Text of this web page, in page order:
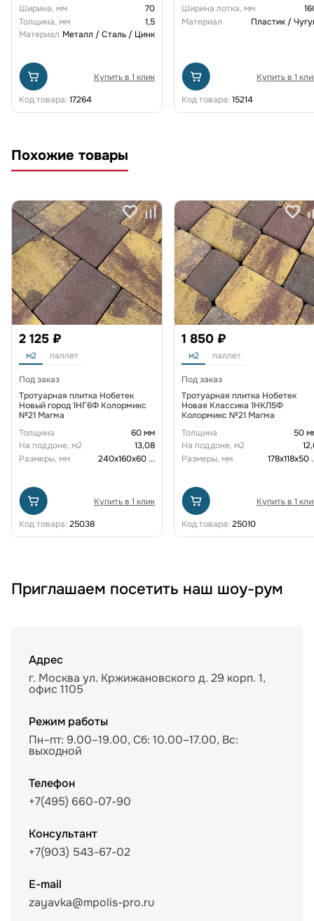
Ширина, мм
70
Толщина, мм
1,5
Материал Металл / Сталь / Цинк
Купить в 1 клик
Код товара: 17264
(комплект) 0805034-М
Ширина лотка, мм
Материал
Пластик /
Купить в 1
Код товара: 15214
Похожие товары
2 125 ₽
м2 паллет
Под заказ
Тротуарная плитка Нобетек
Новый город 1НГ6Ф Колормикс
№21 Магма
Толщина
60 мм
На поддоне, м2
13,08
Размеры, мм
240х160х60...
Купить в 1 клик
Код товара: 25038
1 850 ₽
м2 паллет
Под заказ
Тротуарная плитка Нобетек
Новая Классика 1НКЛ5Ф
Колормикс №21 Магма
Толщина
50
На поддоне, м2
Размеры, мм
178x118x50
Купить в 1
Код товара: 25010
Приглашаем посетить наш шоу-рум
Адрес
г. Москва ул. Кржижановского д. 29 корп. 1,
офис 1105
Режим работы
Пн–пт: 9.00–19.00, Сб: 10.00–17.00, Вс:
выходной
Телефон
+7(495) 660-07-90
Консультант
+7(903) 543-67-02
E-mail
zayavka@mpolis-pro.ru